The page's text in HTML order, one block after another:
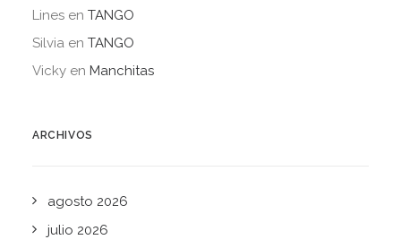
Lines en TANGO
Silvia en TANGO
Vicky en Manchitas
ARCHIVOS
agosto 2026
julio 2026